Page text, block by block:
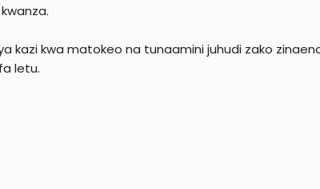
kazi kwa matokeo na tunaamini juhudi zako
letu.